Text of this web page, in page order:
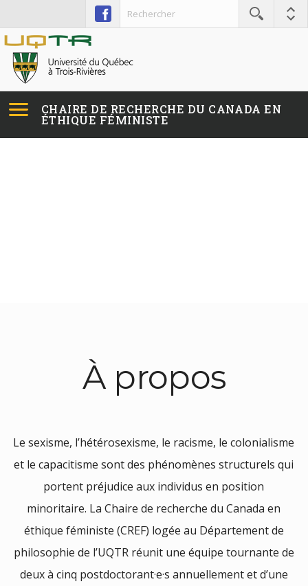
CHAIRE DE RECHERCHE DU CANADAEN
ÉTHIQUE FÉMINISTE
À propos
Le sexisme, l’hétérosexisme, le racisme, le colonialisme
et le capacitisme sont des phénomènes structurels qui
portent préjudice aux individus en position
minoritaire. La Chaire de recherche du Canada en
éthique féministe (CREF) logée au Département de
philosophie de l’UQTR réunit une équipe tournante de
deux à cinq postdoctorant·e·s annuellement et d’une